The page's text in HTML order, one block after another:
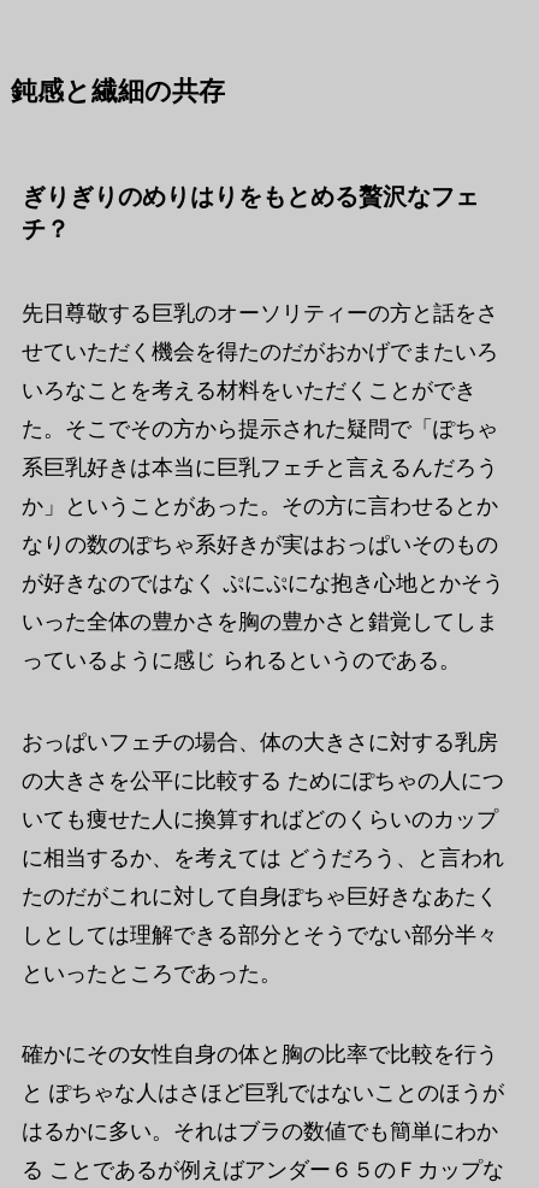
鈍感と繊細の共存
ぎりぎりのめりはりをもとめる贅沢なフェ
チ？
先日尊敬する巨乳のオーソリティーの方と話をさ
せていただく機会を得たのだがおかげでまたいろ
いろなことを考える材料をいただくことができ
た。そこでその方から提示された疑問で「ぽちゃ
系巨乳好きは本当に巨乳フェチと言えるんだろう
か」ということがあった。その方に言わせるとか
なりの数のぽちゃ系好きが実はおっぱいそのもの
が好きなのではなく ぷにぷにな抱き心地とかそう
いった全体の豊かさを胸の豊かさと錯覚してしま
っているように感じ られるというのである。
おっぱいフェチの場合、体の大きさに対する乳房
の大きさを公平に比較する ためにぽちゃの人につ
いても痩せた人に換算すればどのくらいのカップ
に相当するか、を考えては どうだろう、と言われ
たのだがこれに対して自身ぽちゃ巨好きなあたく
しとしては理解できる部分とそうでない部分半々
といったところであった。
確かにその女性自身の体と胸の比率で比較を行う
と ぽちゃな人はさほど巨乳ではないことのほうが
はるかに多い。それはブラの数値でも簡単にわか
る ことであるが例えばアンダー６５のＦカップな